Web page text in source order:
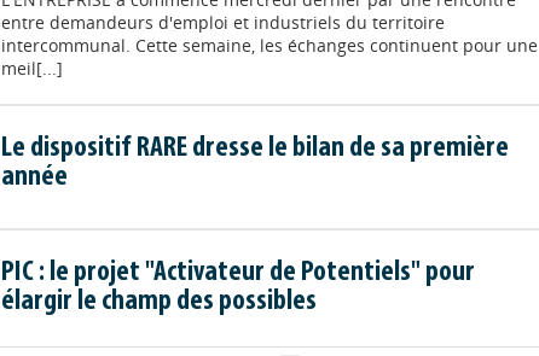
entre demandeurs d'emploi et industriels du territoire
intercommunal. Cette semaine, les échanges continuent pour une
meil[...]
Le dispositif RARE dresse le bilan de sa première
année
PIC : le projet "Activateur de Potentiels" pour
élargir le champ des possibles